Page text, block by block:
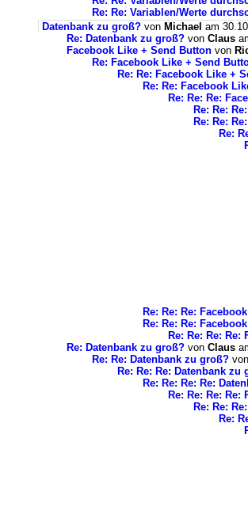
Re: Re: Variablen/Werte
Datenbank zu groß? von Michael am
Re: Datenbank zu groß? von Claus
Facebook Like + Send Button von
Re: Facebook Like + Send
Re: Re: Facebook Like +
Re: Re: Facebook
Re: Re: Re:
Re: Re:
Re: Re:
Re:
Re: Re: Re:
Re: Re: Re:
Re: Re: Re:
Re: Datenbank zu groß? von Claus
Re: Re: Datenbank zu groß? von
Re: Re: Re: Datenbank zu
Re: Re: Re: Re:
Re: Re: Re: Re:
Re: Re:
Re: